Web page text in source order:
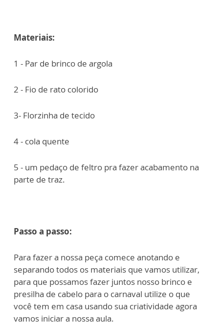
Materiais:
1 - Par de brinco de argola
2 - Fio de rato colorido
3- Florzinha de tecido
4 - cola quente
5 - um pedaço de feltro pra fazer acabamento na
parte de traz.
Passo a passo:
Para fazer a nossa peça comece anotando e
separando todos os materiais que vamos utilizar,
para que possamos fazer juntos nosso brinco e
presilha de cabelo para o carnaval utilize o que
você tem em casa usando sua criatividade agora
vamos iniciar a nossa aula.